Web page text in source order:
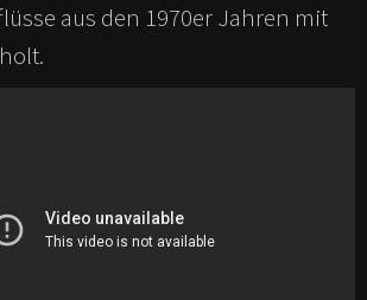
aus den 1970er Jahren mit